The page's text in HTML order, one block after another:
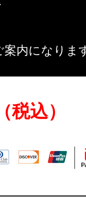
内になりま
税込）